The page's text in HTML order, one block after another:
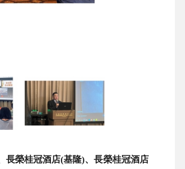
長榮桂冠酒店(基隆)、長榮桂冠酒店